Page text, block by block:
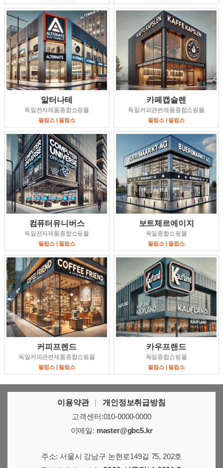
알터나테
독일전자제품종합쇼핑몰
필립스 | 필립스
카페캡슬렌
독일커피관련제품종합쇼핑몰
필립스 | 필립스
컴퓨터유니버스
독일전자제품종합쇼핑몰
필립스 | 필립스
보트체르에이지
독일종합쇼핑몰
필립스 | 필립스
커피프렌드
독일커피관련제품종합쇼핑몰
필립스 | 필립스
카우프랜드
독일종합쇼핑몰
필립스 | 필립스
이용약관 |
개인정보취급방침
고객센터:010-0000-0000
이메일: master@gbc5.kr
주소: 서울시 강남구 논현로149길 75, 202호